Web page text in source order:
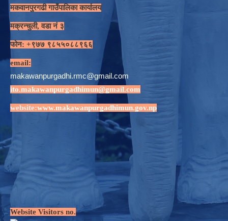
मकवानपुरगढी गाउँपालिका कार्यालय
मक्रन्चुली, वडा नं ३
फोन: +९७७ ९८५५०८८९६६
email:
makawanpurgadhi.rmc@gmail.com
ito.makawanpurgadhimun@gmail.com
website:www.makawanpurgadhimun.gov.np
Website Visitors no.